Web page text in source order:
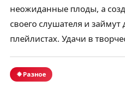
неожиданные плоды, а
своего слушателя и займут
плейлистах. Удачи в
Разное